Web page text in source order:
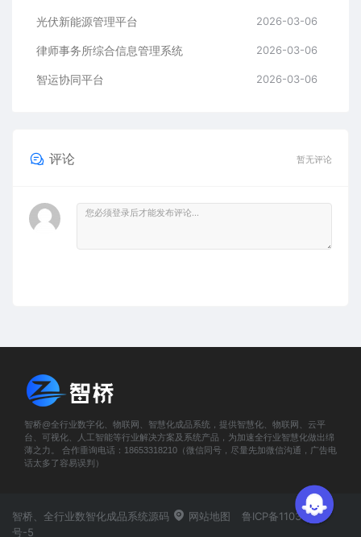
光伏新能源管理平台 2026-03-06
律师事务所综合信息管理系统 2026-03-06
智运协同平台 2026-03-06
评论 暂无评论
智桥@全行业数字化、物联网、智慧化成品系统，提供智慧化、物联网、云平
台、可视化、人工智能等行业解决方案及系统产品，为加速全行业智慧化做出绵
薄之力。 合作垂询电话：18653318210（微信同号，尽量先加微信沟通，广告电
话太多了容易误判）
智桥、全行业数智化成品系统源码 网站地图
鲁ICP备11031419
号-5